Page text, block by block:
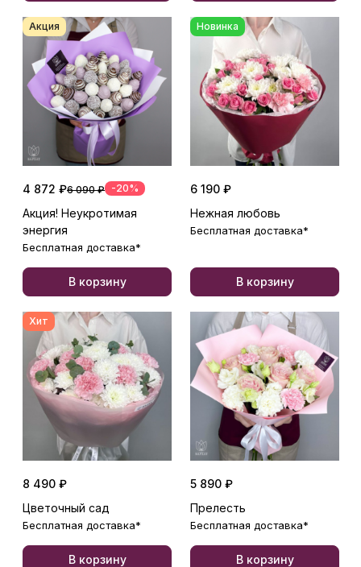
Акция
4 872 ₽6 090 ₽ -20%
Акция! Неукротимая
энергия
Бесплатная доставка*
В корзину
Новинка
6 190 ₽
Нежная любовь
Бесплатная доставка*
В корзину
Хит
8 490 ₽
Цветочный сад
Бесплатная доставка*
В корзину
5 890 ₽
Прелесть
Бесплатная доставка*
В корзину